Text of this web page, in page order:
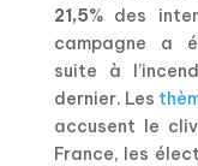
21,5% des
campagne a
suite à
dernier. Les
accusent le
France, les